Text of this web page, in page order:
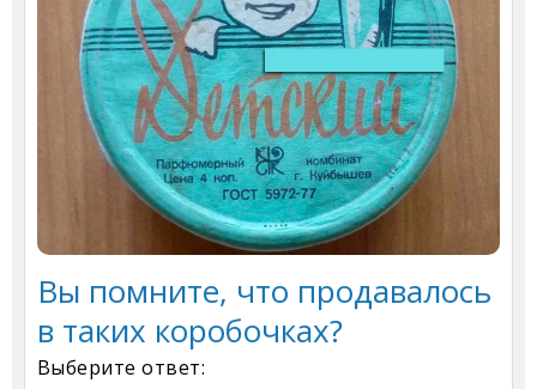
Вы помните, что продавалось
в таких коробочках?
Выберите ответ: